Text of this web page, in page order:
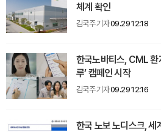
체계 확인
김국주 기자09.29 12:18
한국노바티스, CML 환
루’ 캠페인 시작
김국주 기자09.29 12:16
한국 노보 노디스크, 세